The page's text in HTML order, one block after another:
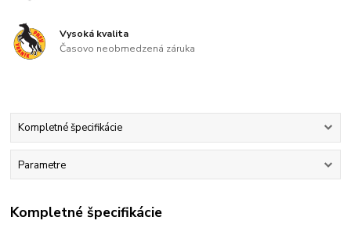
Vysoká kvalita
Časovo neobmedzená záruka
Kompletné špecifikácie
Parametre
Kompletné špecifikácie